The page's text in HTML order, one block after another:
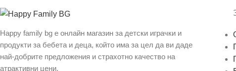
Happy family bg е онлайн магазин за детски играчки и
продукти за бебета и деца, който има за цел да ви даде
най-добрите предложения и страхотно качество на
атрактивни цени.